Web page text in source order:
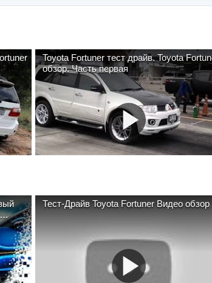
Toyota Fortuner тест драйв. Toyota Fortuner
обзор. Часть первая
Тест-Драйв Toyota Fortuner Видео обзор